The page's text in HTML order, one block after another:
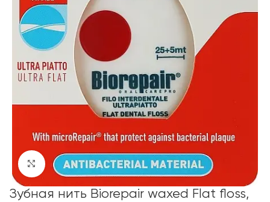
Click to enlarge
Зубная нить Biorepair waxed Flat floss,